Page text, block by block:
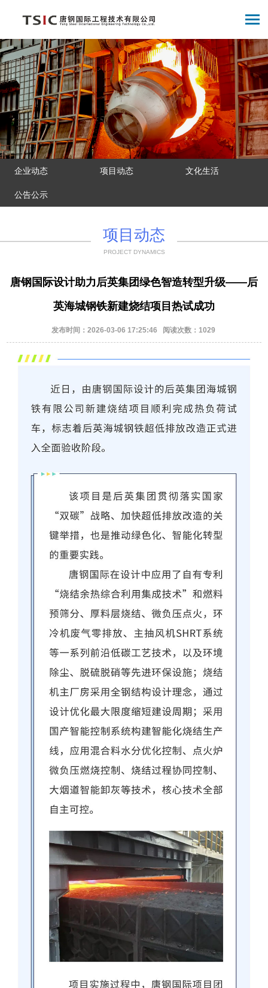
企业动态 项目动态 文化生活
公告公示
项目动态
PROJECT DYNAMICS
唐钢国际设计助力后英集团绿色智造转型升级——后
英海城钢铁新建烧结项目热试成功
发布时间：2026-03-06 17:25:46 阅读次数：1029